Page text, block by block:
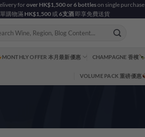
forover HK$1,500 or 6 bottleson single purchase
購物滿 HK$1,500或6支酒 即享免費送貨
MONTHLY OFFER 本月最新優惠 CHAMPAGNE 香檳
VOLUME PACK 重磅優惠